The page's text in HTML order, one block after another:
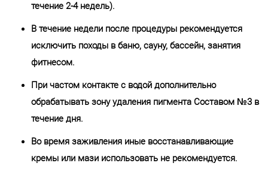
течение 2-4 недель).
В течение недели после процедуры рекомендуется
исключить походы в баню, сауну, бассейн, занятия
фитнесом.
При частом контакте с водой дополнительно
обрабатывать зону удаления пигмента Составом №3 в
течение дня.
Во время заживления иные восстанавливающие
кремы или мази использовать не рекомендуется.